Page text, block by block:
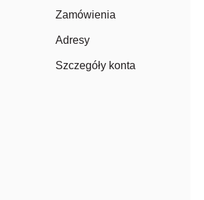
Zamówienia
Adresy
Szczegóły konta